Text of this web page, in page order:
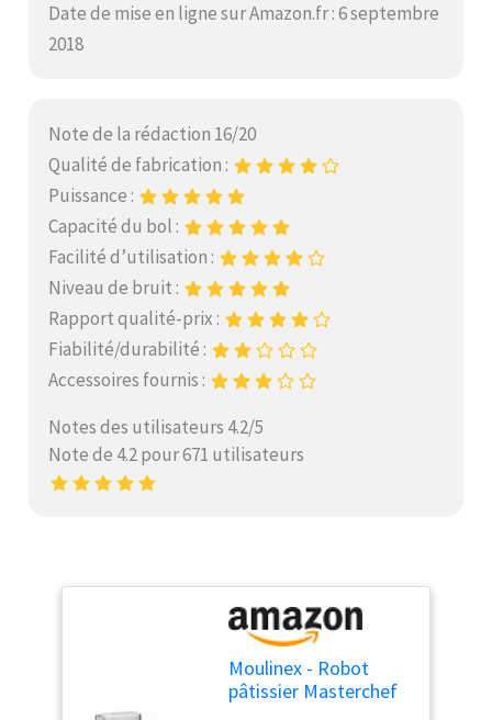
Date de mise en ligne sur Amazon.fr : 6 septembre
2018
Note de la rédaction 16/20
Qualité de fabrication :
Puissance :
Capacité du bol :
Facilité d’utilisation :
Niveau de bruit :
Rapport qualité-prix :
Fiabilité/durabilité :
Accessoires fournis :
Notes des utilisateurs 4.2/5
Note de 4.2 pour 671 utilisateurs
Moulinex - Robot
pâtissier Masterchef